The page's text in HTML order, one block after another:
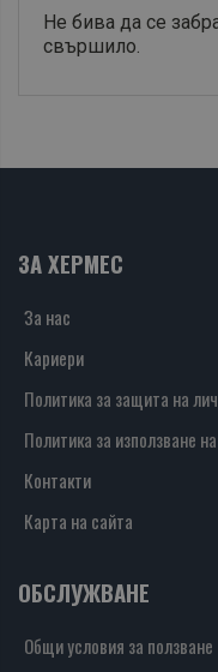
Не бива да се
свършило.
ЗА ХЕРМЕС
За нас
Кариери
Политика за защита на
Политика за използване
Контакти
Карта на сайта
ОБСЛУЖВАНЕ
Общи условия за ползване